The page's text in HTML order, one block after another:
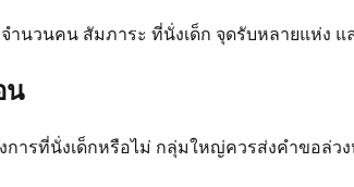
ำนวนคน สัมภาระ ที่นั่งเด็ก จุดรับหลายแห่ง
น
การที่นั่งเด็กหรือไม่ กลุ่มใหญ่ควรส่งคำขอล่ว